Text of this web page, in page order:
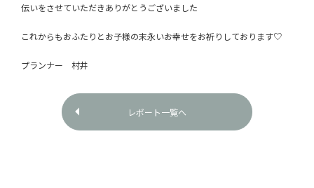
伝いをさせていただきありがとうございました
これからもおふたりとお子様の末永いお幸せをお祈りしております♡
プランナー 村井
レポート一覧へ